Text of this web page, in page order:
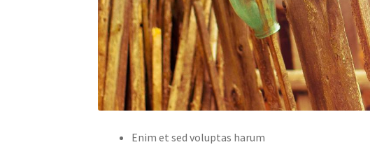
Enim et sed voluptas harum